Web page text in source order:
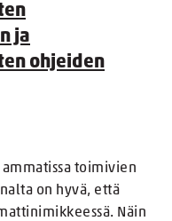
ja
ohjeiden
toimivien
on hyvä, että
Näin